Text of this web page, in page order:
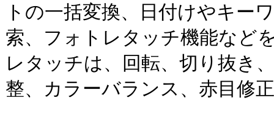
トの一括変換、日付けやキー
索、フォトレタッチ機能など
レタッチは、回転、切り抜き
整、カラーバランス、赤目修